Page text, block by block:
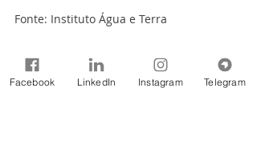
Fonte: Instituto Água e Terra
Notícias
Facebook LinkedIn Instagram Telegram